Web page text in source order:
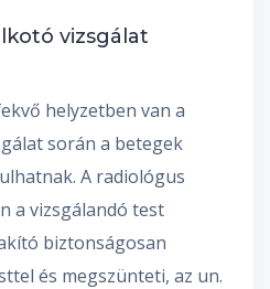
vizsgálat
helyzetben van a
során a betegek
A radiológus
a vizsgálandó test
biztonságosan
és megszünteti, az un.